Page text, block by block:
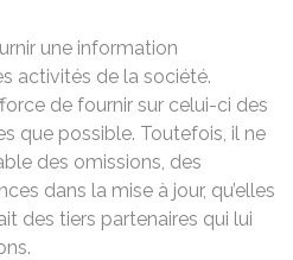
une information
activités de la société.
de fournir sur celui-ci des
que possible. Toutefois, il ne
des omissions, des
dans la mise à jour, qu’elles
des tiers partenaires qui lui